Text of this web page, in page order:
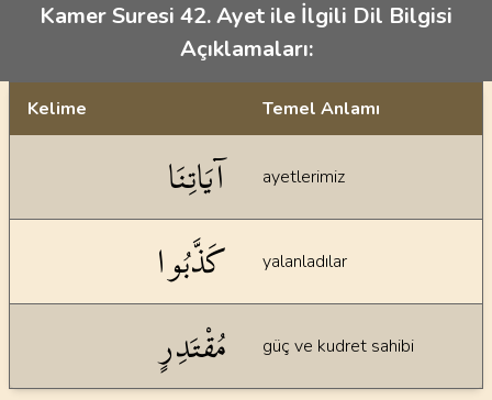
Kamer Suresi 42. Ayet ile İlgili Dil Bilgisi
Açıklamaları:
Kelime Temel Anlamı
آيَاتِنَا ayetlerimiz
كَذَّبُوا yalanladılar
مُقْتَدِرٍ güç ve kudret sahibi